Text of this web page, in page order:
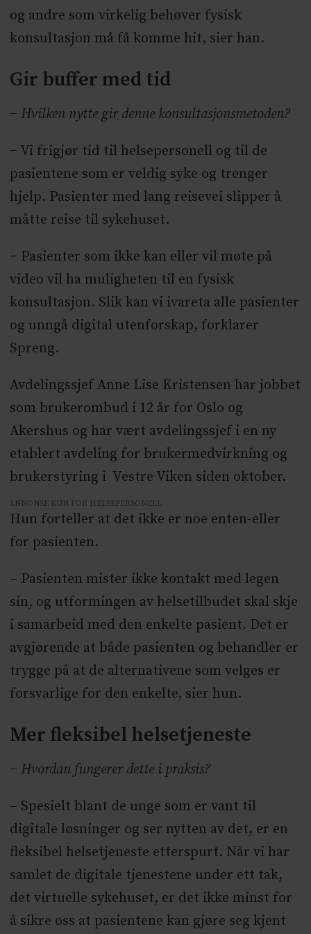
og andre som virkelig behøver fysisk
konsultasjon må få komme hit, sier han.
Gir buffer med tid
− Hvilken nytte gir denne konsultasjonsmetoden?
− Vi frigjør tid til helsepersonell og til de
pasientene som er veldig syke og trenger
hjelp. Pasienter med lang reisevei slipper å
måtte reise til sykehuset.
− Pasienter som ikke kan eller vil møte på
video vil ha muligheten til en fysisk
konsultasjon. Slik kan vi ivareta alle pasienter
og unngå digital utenforskap, forklarer
Spreng.
Avdelingssjef Anne Lise Kristensen har jobbet
som brukerombud i 12 år for Oslo og
Akershus og har vært avdelingssjef i en ny
etablert avdeling for brukermedvirkning og
brukerstyring i Vestre Viken siden oktober.
ANNONSE KUN FOR HELSEPERSONELL
Hun forteller at det ikke er noe enten-eller
for pasienten.
– Pasienten mister ikke kontakt med legen
sin, og utformingen av helsetilbudet skal skje
i samarbeid med den enkelte pasient. Det er
avgjørende at både pasienten og behandler er
trygge på at de alternativene som velges er
forsvarlige for den enkelte, sier hun.
Mer fleksibel helsetjeneste
− Hvordan fungerer dette i praksis?
– Spesielt blant de unge som er vant til
digitale løsninger og ser nytten av det, er en
fleksibel helsetjeneste etterspurt. Når vi har
samlet de digitale tjenestene under ett tak,
det virtuelle sykehuset, er det ikke minst for
å sikre oss at pasientene kan gjøre seg kjent